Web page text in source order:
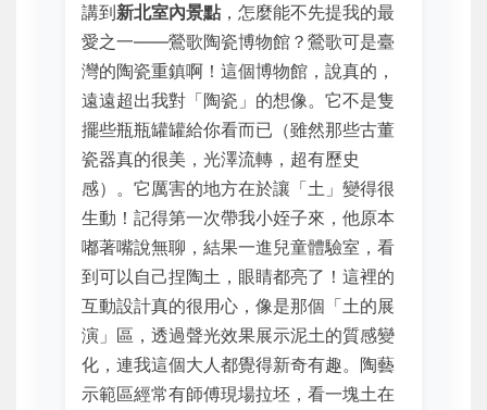
講到新北室內景點 ，怎麼能不先提我的最
愛之一——鶯歌陶瓷博物館？鶯歌可是臺
灣的陶瓷重鎮啊！這個博物館，說真的，
遠遠超出我對「陶瓷」的想像。它不是隻
擺些瓶瓶罐罐給你看而已（雖然那些古董
瓷器真的很美，光澤流轉，超有歷史
感）。它厲害的地方在於讓「土」變得很
生動！記得第一次帶我小姪子來，他原本
嘟著嘴說無聊，結果一進兒童體驗室，看
到可以自己捏陶土，眼睛都亮了！這裡的
互動設計真的很用心，像是那個「土的展
演」區，透過聲光效果展示泥土的質感變
化，連我這個大人都覺得新奇有趣。陶藝
示範區經常有師傅現場拉坯，看一塊土在